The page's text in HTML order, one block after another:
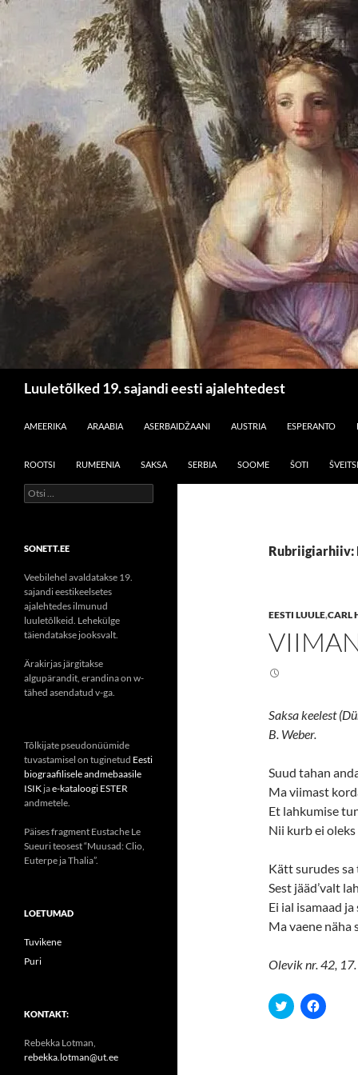
Luuletõlked 19. sajandi eesti ajalehtedest
AMEERIKA
ARAABIA ASERBAIDŽAANI AUSTRIA ESPERANTO
ROOTSI RUMEENIA SAKSA SERBIA SOOME ŠOTI ŠVEITSI
Rubriigiarhiiv:
EESTI LUULE,CARL
Saksa keelest
B. Weber.
Suud tahan
Ma viimast
Et lahkumise
Nii kurb ei oleks
Kätt surudes
Sest jääd’valt
Ei ial isamaad ja
Ma vaene näha
Olevik nr. 42,
C
l
C
l
Otsi:
SONETT.EE
Veebilehel avaldatakse 19.
sajandi eestikeelsetes
ajalehtedes ilmunud
luuletõlkeid. Lehekülge
täiendatakse jooksvalt.
Ärakirjas järgitakse
algupärandit, erandina on w-
tähed asendatud v-ga.
Tõlkijate pseudonüümide
tuvastamisel on tuginetud Eesti
biograafilisele andmebaasile
ISIK jae-kataloogi ESTER
andmetele.
Päises fragment Eustache Le
Sueuri teosest “Muusad: Clio,
Euterpe ja Thalia”.
LOETUMAD
Tuvikene
Puri
KONTAKT:
Rebekka Lotman,
rebekka.lotman@ut.ee